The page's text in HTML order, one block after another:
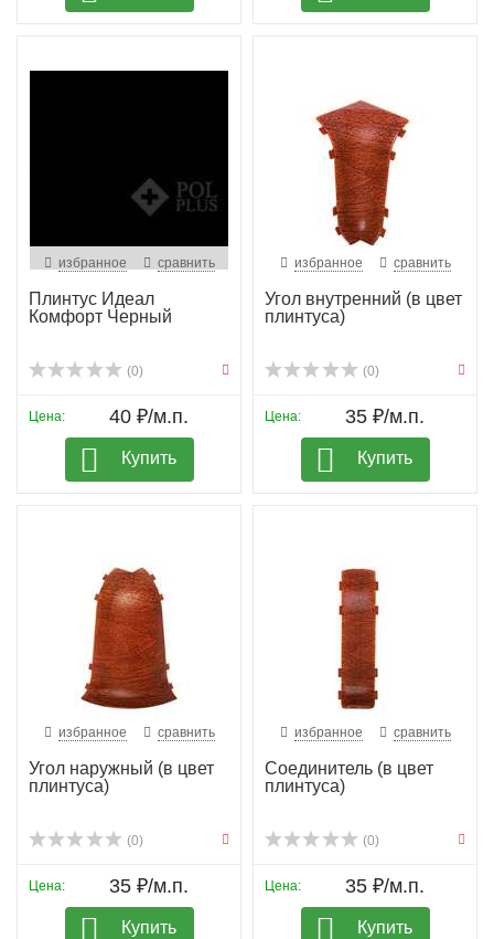
избранное сравнить
Плинтус Идеал
Комфорт Черный
(0)
Цена: 40 ₽/м.п.
Купить
избранное сравнить
Угол внутренний (в цвет
плинтуса)
(0)
Цена: 35 ₽/м.п.
Купить
избранное сравнить
Угол наружный (в цвет
плинтуса)
(0)
Цена: 35 ₽/м.п.
Купить
избранное сравнить
Соединитель (в цвет
плинтуса)
(0)
Цена: 35 ₽/м.п.
Купить